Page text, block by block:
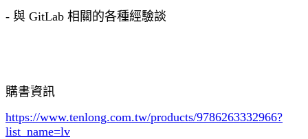
- 與 GitLab 相關的各種經驗談
購書資訊
https://www.tenlong.com.tw/products/9786263332966?
list_name=lv